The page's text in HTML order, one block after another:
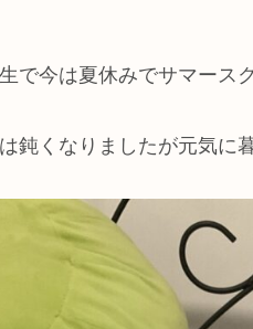
で今は夏休みでサマース
鈍くなりましたが元気に